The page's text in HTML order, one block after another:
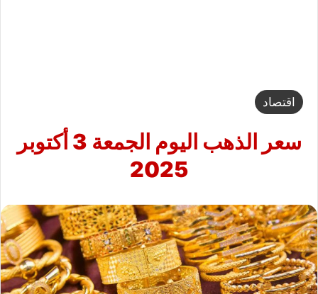
اقتصاد
سعر الذهب اليوم الجمعة 3 أكتوبر
2025